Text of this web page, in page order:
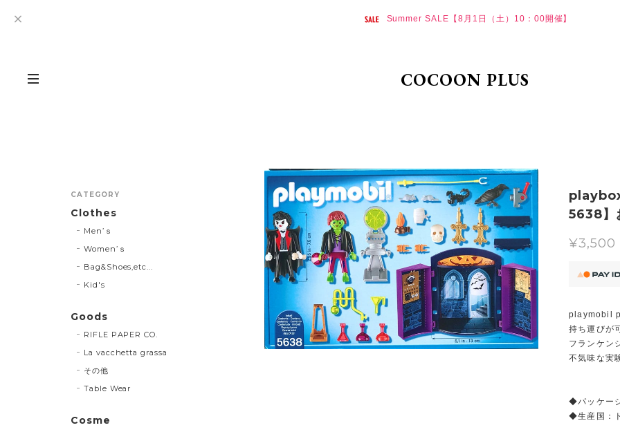
Summer SALE【8月1日（土）10：00開催】
COCOON PLUS
5638】
¥3,500
playmobil
持ち運びが
フランケン
不気味な実
◆パッケー
◆生産国：
CATEGORY
Clothes
Men’ｓ
Women’ｓ
Bag&Shoes,etc...
Kid's
Goods
RIFLE PAPER CO.
La vacchetta grassa
その他
Table Wear
Cosme